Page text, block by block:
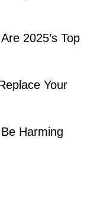
2025’s Top
Your
Harming